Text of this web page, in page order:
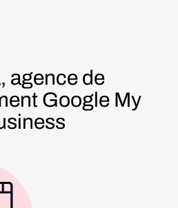
agence de
Google My